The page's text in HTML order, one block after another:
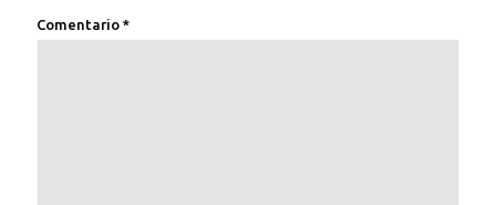
Comentario *